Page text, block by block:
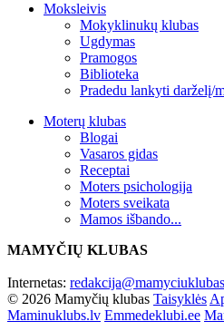
Moksleivis
Mokyklinukų klubas
Ugdymas
Pramogos
Biblioteka
Pradedu lankyti darželį/
Moterų klubas
Blogai
Vasaros gidas
Receptai
Moters psichologija
Moters sveikata
Mamos išbando...
MAMYČIŲ KLUBAS
Internetas:
© 2026 Mamyčių klubas Taisyklės
Maminuklubs.lv Emmedeklubi.ee